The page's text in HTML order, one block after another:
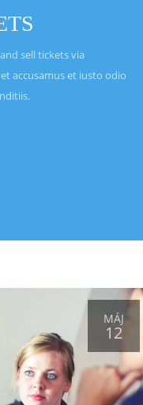
sell tickets via
accusamus et iusto odio
MÁJ
12